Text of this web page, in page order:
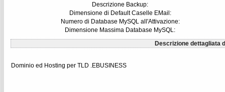
Descrizione Backup:
Dimensione di Default Caselle EMail:
Numero di Database MySQL all'Attivazione:
Dimensione Massima Database MySQL:
Descrizione dettagliata
Dominio ed Hosting per TLD .EBUSINESS